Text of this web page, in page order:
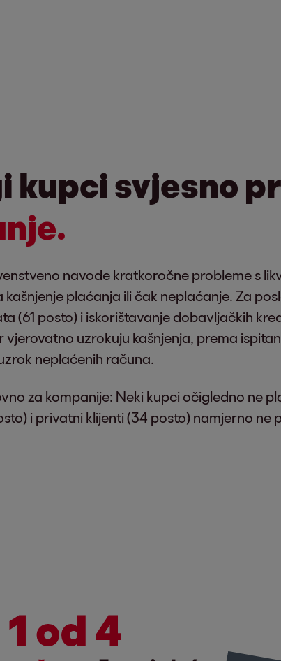
kupci svjesno
navode kratkoročne probleme s
kašnjenje plaćanja ili čak neplaćanje. Za
(61 posto) i iskorištavanje dobavljačkih
vjerovatno uzrokuju kašnjenja, prema
neplaćenih računa.
za kompanije: Neki kupci očigledno ne
i privatni klijenti (34 posto) namjerno ne